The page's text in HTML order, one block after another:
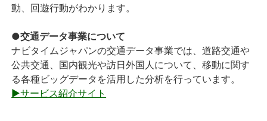
動、回遊行動がわかります。
●交通データ事業について
ナビタイムジャパンの交通データ事業では、道路交通や
公共交通、国内観光や訪日外国人について、移動に関す
る各種ビッグデータを活用した分析を行っています。
▶サービス紹介サイト